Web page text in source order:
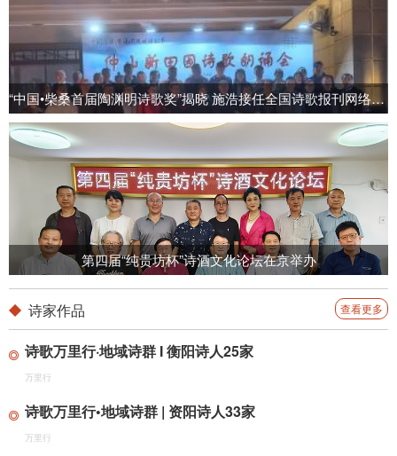
“中国•柴桑首届陶渊明诗歌奖”揭晓 施浩接任全国诗歌报刊网络联盟轮值主席
第四届“纯贵坊杯”诗酒文化论坛在京举办
诗家作品 查看更多
诗歌万里行·地域诗群 I 衡阳诗人25家
万里行
诗歌万里行•地域诗群 | 资阳诗人33家
万里行